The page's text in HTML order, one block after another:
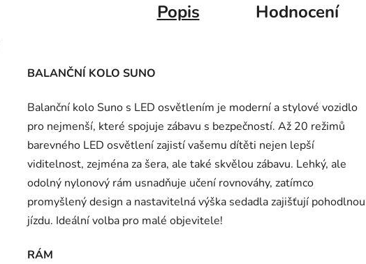
Popis Hodnocení
BALANČNÍ KOLO SUNO
Balanční kolo Suno s LED osvětlením je moderní a stylové vozidlo
pro nejmenší, které spojuje zábavu s bezpečností. Až 20 režimů
barevného LED osvětlení zajistí vašemu dítěti nejen lepší
viditelnost, zejména za šera, ale také skvělou zábavu. Lehký, ale
odolný nylonový rám usnadňuje učení rovnováhy, zatímco
promyšlený design a nastavitelná výška sedadla zajišťují pohodlnou
jízdu. Ideální volba pro malé objevitele!
RÁM